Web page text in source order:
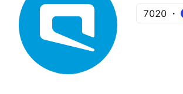
7020